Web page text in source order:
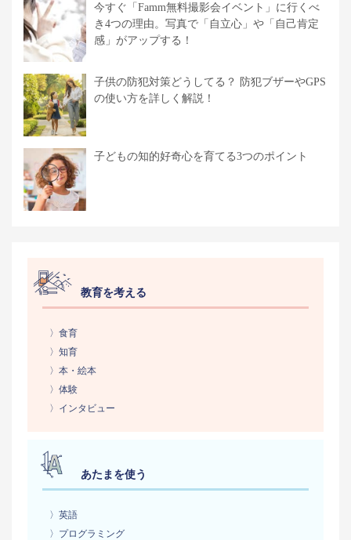
今すぐ「Famm無料撮影会イベント」に行くべ
き4つの理由。写真で「自立心」や「自己肯定
感」がアップする！
子供の防犯対策どうしてる？ 防犯ブザーやGPS
の使い方を詳しく解説！
子どもの知的好奇心を育てる3つのポイント
教育を考える
〉食育
〉知育
〉本・絵本
〉体験
〉インタビュー
あたまを使う
〉英語
〉プログラミング